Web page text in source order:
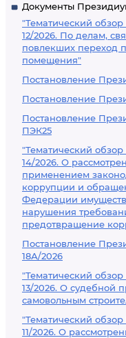
Документы
"Тематический
12/2026. По делам,
повлекших переход
помещения"
Постановление
Постановление
Постановление
ПЭК25
"Тематический
14/2026. О
применением
коррупции и
Федерации
нарушения
предотвращение
Постановление
18А/2026
"Тематический
13/2026. О судебной
самовольным
"Тематический
11/2026. О